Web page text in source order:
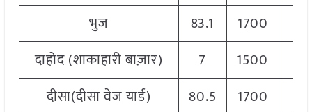
भुज
83.1 1700
दाहोद (शाकाहारी बाज़ार)
7 1500
दीसा(दीसा वेज यार्ड)
80.5 1700